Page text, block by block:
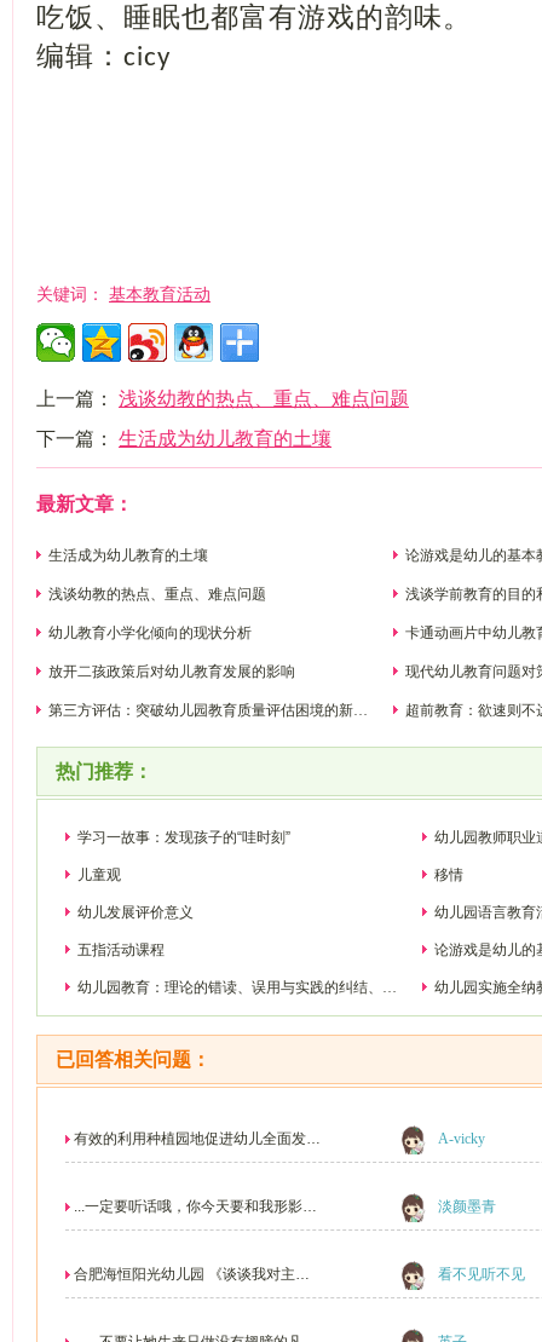
吃饭、睡眠也都富有游戏的韵味。
编辑： cicy
关键词： 基本教育活动
上一篇： 浅谈幼教的热点、重点、难点问题
下一篇： 生活成为幼儿教育的土壤
最新文章：
生活成为幼儿教育的土壤 论游戏是幼儿的基本
浅谈幼教的热点、重点、难点问题 浅谈学前教育的目的
幼儿教育小学化倾向的现状分析 卡通动画片中幼儿教
放开二孩政策后对幼儿教育发展的影响 现代幼儿教育问题对
第三方评估：突破幼儿园教育质量评估困境的新思
超前教育：欲速则
热门推荐：
学习一故事：发现孩子的“哇时刻” 幼儿园教师职业
儿童观 移情
幼儿发展评价意义 幼儿园语言教育
五指活动课程 论游戏是幼儿的
幼儿园教育：理论的错读、误用与实践的纠结、无
幼儿园实施全纳
已回答相关问题：
有效的利用种植园地促进幼儿全面发 A-vicky
...一定要听话哦，你今天要和我形影不 淡颜墨青
合肥海恒阳光幼儿园 《谈谈我对主题 看不见听不见